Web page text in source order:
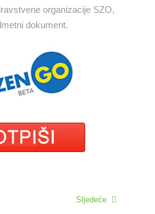
organizacije SZO,
dokument.
Sljedeće